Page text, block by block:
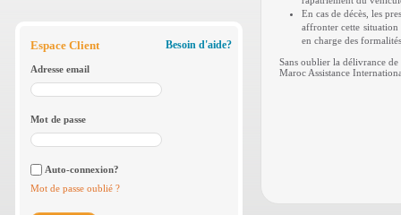
Espace Client Besoin d'aide?
Adresse email
Mot de passe
Auto-connexion?
Mot de passe oublié ?
En cas de décès, les
affronter cette
en charge des
Sans oublier la délivrance
Maroc Assistance